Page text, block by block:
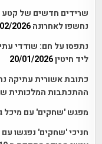
שרידים חדשים של קטע
נחשפו לאחרונה 2026
נתפסו על חם: שודדי
ליד חיטין20/01/2026
כתובת אשורית עתיקה
ההתכתבות המלכותית
מפגש 'שחקים' עם מיכל
חניכי 'שחקים' נפגשו עם